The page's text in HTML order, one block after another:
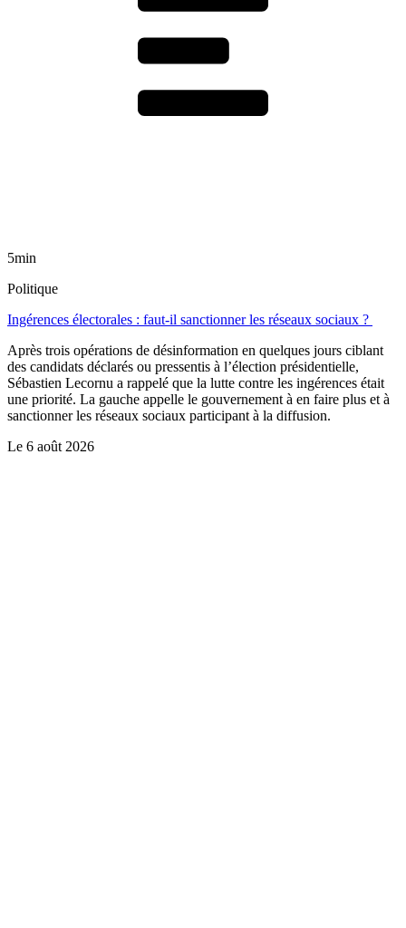
5min
Politique
Ingérences électorales : faut-il sanctionner les réseaux sociaux ?
Après trois opérations de désinformation en quelques jours ciblant
des candidats déclarés ou pressentis à l’élection présidentielle,
Sébastien Lecornu a rappelé que la lutte contre les ingérences était
une priorité. La gauche appelle le gouvernement à en faire plus et à
sanctionner les réseaux sociaux participant à la diffusion.
Le 6 août 2026